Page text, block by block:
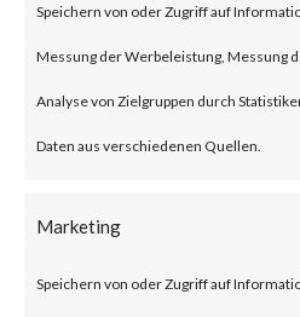
Speichern von oder Zugriff auf
Messung der Werbeleistung, Messung
Analyse von Zielgruppen durch
Daten aus verschiedenen Quellen.
Marketing
Speichern von oder Zugriff auf
designed to
optimized remote
What is the Attack?
According to the